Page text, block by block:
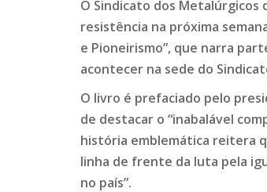
O Sindicato dos Metalúrgicos
resistência na próxima
e Pioneirismo”, que narra
acontecer na sede do
O livro é prefaciado pelo
de destacar o “inabalável
história emblemática reitera
linha de frente da luta pela
no país”.